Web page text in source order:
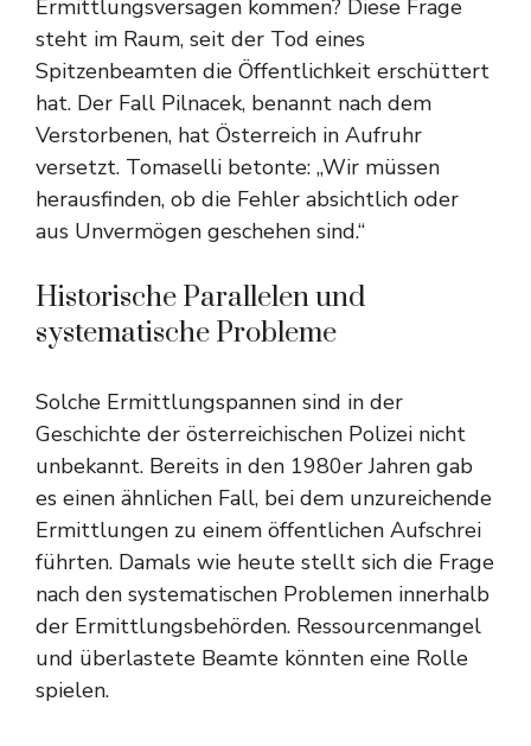
Ermittlungsversagen kommen? Diese Frage
steht im Raum, seit der Tod eines
Spitzenbeamten die Öffentlichkeit erschüttert
hat. Der Fall Pilnacek, benannt nach dem
Verstorbenen, hat Österreich in Aufruhr
versetzt. Tomaselli betonte: „Wir müssen
herausfinden, ob die Fehler absichtlich oder
aus Unvermögen geschehen sind.“
Historische Parallelen und
systematische Probleme
Solche Ermittlungspannen sind in der
Geschichte der österreichischen Polizei nicht
unbekannt. Bereits in den 1980er Jahren gab
es einen ähnlichen Fall, bei dem unzureichende
Ermittlungen zu einem öffentlichen Aufschrei
führten. Damals wie heute stellt sich die Frage
nach den systematischen Problemen innerhalb
der Ermittlungsbehörden. Ressourcenmangel
und überlastete Beamte könnten eine Rolle
spielen.